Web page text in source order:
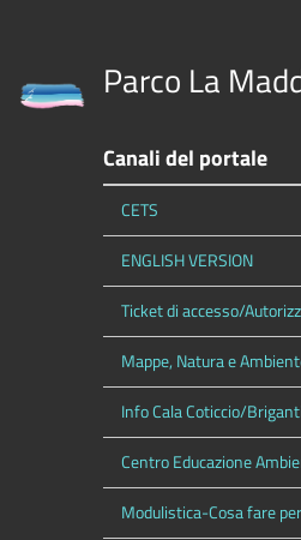
Parco La
Canali del portale
CETS
ENGLISH VERSION
Ticket di accesso/
Mappe, Natura e
Info Cala Coticcio/
Centro Educazione
Modulistica-Cosa fare per